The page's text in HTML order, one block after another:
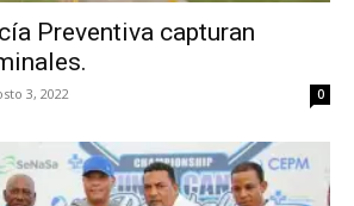
Preventiva capturan
3, 2022 0